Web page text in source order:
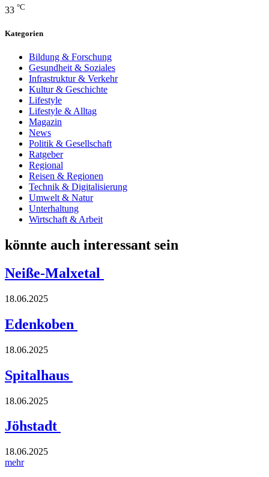
33 °C
Kategorien
Bildung & Forschung
Gesundheit & Soziales
Infrastruktur & Verkehr
Kultur & Geschichte
Lifestyle
Lifestyle & Alltag
Magazin
News
Politik & Gesellschaft
Ratgeber
Regional
Reisen & Regionen
Technik & Digitalisierung
Umwelt & Natur
Unterhaltung
Wirtschaft & Arbeit
könnte auch interessant sein
Neiße-Malxetal
18.06.2025
Edenkoben
18.06.2025
Spitalhaus
18.06.2025
Jöhstadt
18.06.2025
mehr